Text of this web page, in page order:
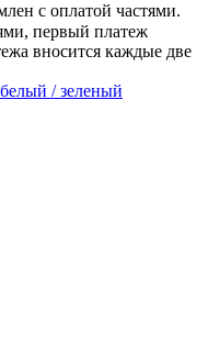
с оплатой частями.
первый платеж
вносится каждые две
/ зеленый